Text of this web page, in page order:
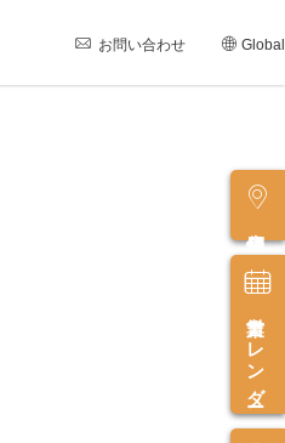
お問い合わせ Global
営業カレンダー